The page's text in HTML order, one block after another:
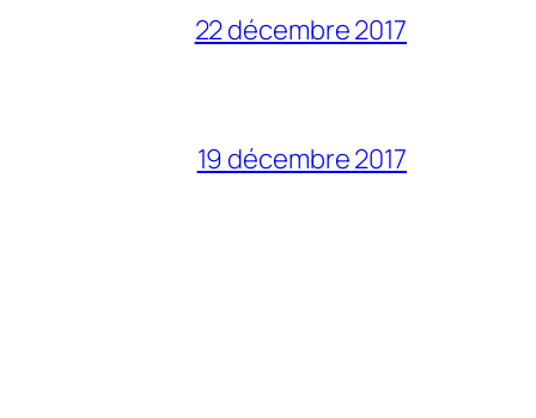
22 décembre 2017
19 décembre 2017